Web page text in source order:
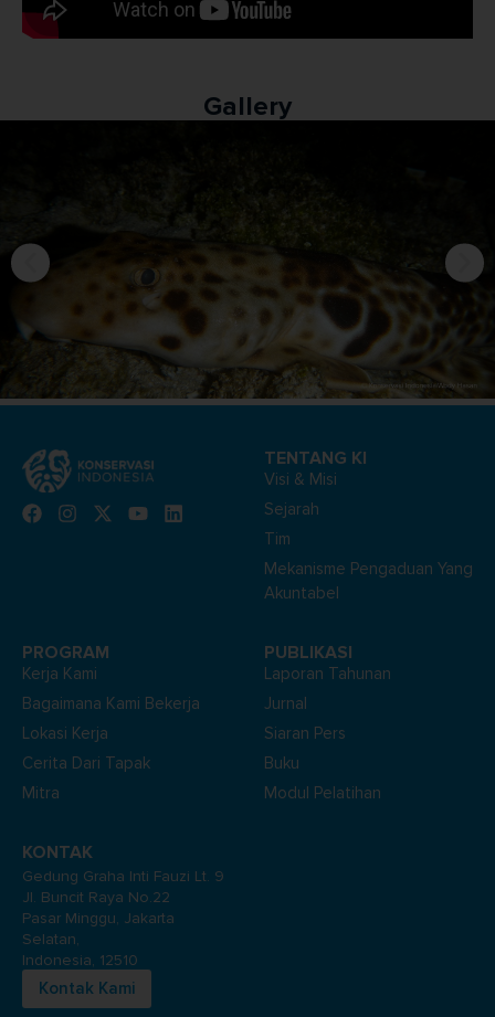
Gallery
TENTANG KI
Visi & Misi
Sejarah
Tim
Mekanisme Pengaduan Yang
Akuntabel
PROGRAM
Kerja Kami
Bagaimana Kami Bekerja
Lokasi Kerja
Cerita Dari Tapak
Mitra
PUBLIKASI
Laporan Tahunan
Jurnal
Siaran Pers
Buku
Modul Pelatihan
KONTAK
Gedung Graha Inti Fauzi Lt. 9
Jl. Buncit Raya No.22
Pasar Minggu, Jakarta
Selatan,
Indonesia, 12510
Kontak Kami